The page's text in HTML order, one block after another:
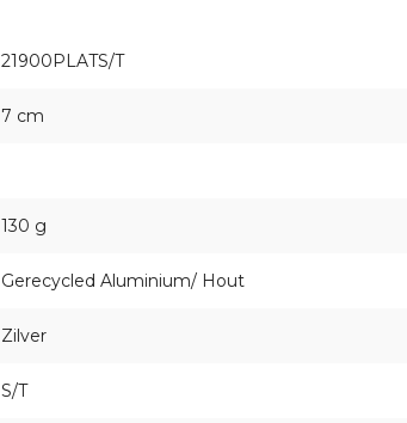
21900PLATS/T
7 cm
130 g
Gerecycled Aluminium/ Hout
Zilver
S/T